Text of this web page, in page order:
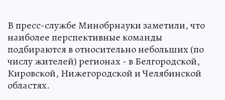
В пресс-службе Мин­обрнауки заметили, что
наиболее перспективные команды
подбираются в относительно небольших (по
числу жителей) регионах - в Белгородской,
Кировской, Нижегородской и Челябинской
областях.